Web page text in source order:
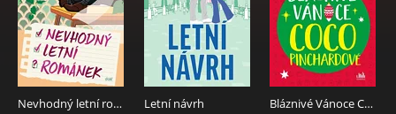
Nevhodný letní románek Letní návrh Bláznivé Vánoce Coco Pinchardové